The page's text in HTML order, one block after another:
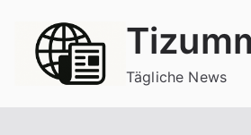
springen
Tägliche News